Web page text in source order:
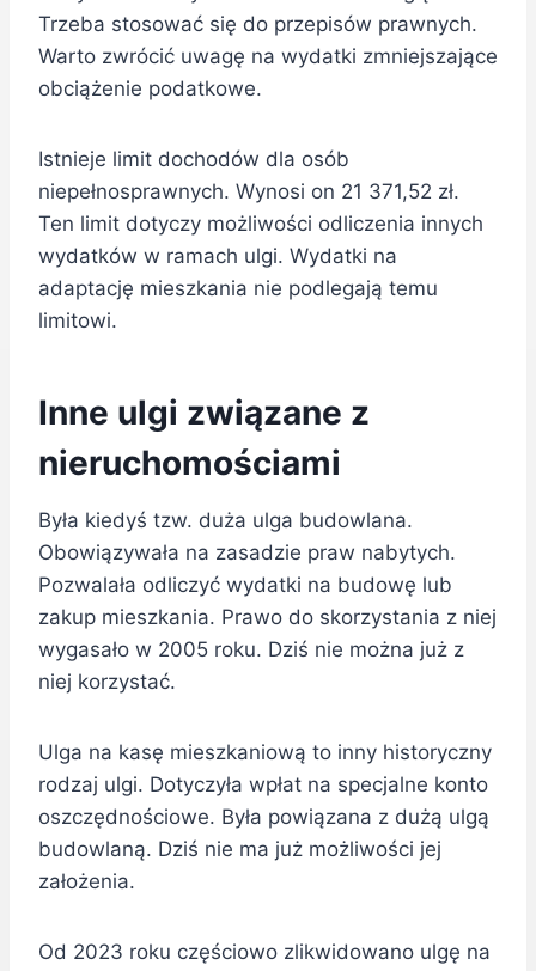
Trzeba stosować się do przepisów prawnych.
Warto zwrócić uwagę na wydatki zmniejszające
obciążenie podatkowe.
Istnieje limit dochodów dla osób
niepełnosprawnych. Wynosi on 21 371,52 zł.
Ten limit dotyczy możliwości odliczenia innych
wydatków w ramach ulgi. Wydatki na
adaptację mieszkania nie podlegają temu
limitowi.
Inne ulgi związane z
nieruchomościami
Była kiedyś tzw. duża ulga budowlana.
Obowiązywała na zasadzie praw nabytych.
Pozwalała odliczyć wydatki na budowę lub
zakup mieszkania. Prawo do skorzystania z niej
wygasało w 2005 roku. Dziś nie można już z
niej korzystać.
Ulga na kasę mieszkaniową to inny historyczny
rodzaj ulgi. Dotyczyła wpłat na specjalne konto
oszczędnościowe. Była powiązana z dużą ulgą
budowlaną. Dziś nie ma już możliwości jej
założenia.
Od 2023 roku częściowo zlikwidowano ulgę na